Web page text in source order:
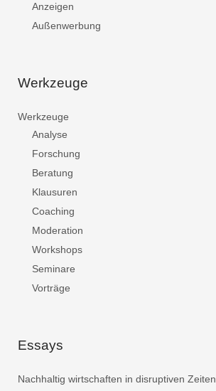
Anzeigen
Außenwerbung
Werkzeuge
Werkzeuge
Analyse
Forschung
Beratung
Klausuren
Coaching
Moderation
Workshops
Seminare
Vorträge
Essays
Nachhaltig wirtschaften in disruptiven Zeiten